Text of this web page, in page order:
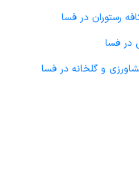
رستوران در فسا
در فسا
کشاورزی و گلخانه در فسا